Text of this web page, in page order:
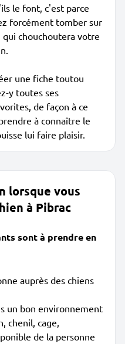
le font, c'est parce
forcément tomber sur
chouchoutera votre
une fiche toutou
y toutes ses
de façon à ce
à connaître le
lui faire plaisir.
lorsque vous
à Pibrac
sont à prendre en
auprès des chiens
un bon environnement
chenil, cage,
de la personne